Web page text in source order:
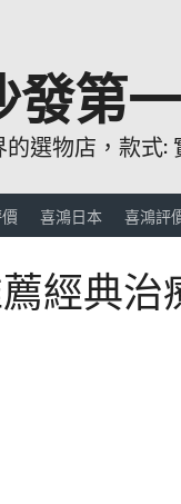
發第
選物店，款式:
喜鴻日本 喜鴻評
經典治